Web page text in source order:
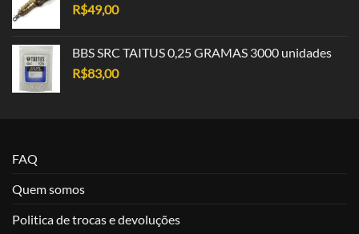
R$49,00
BBS SRC TAITUS 0,25 GRAMAS 3000 unidades
R$83,00
FAQ
Quem somos
Politica de trocas e devoluções